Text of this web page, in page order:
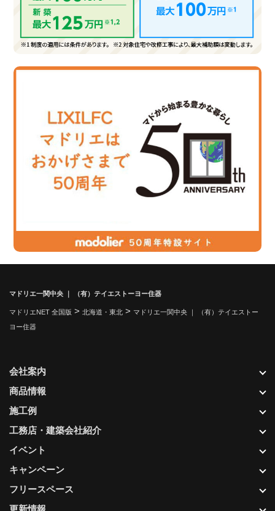
マドリエ一関中央 ｜ （有）テイエストーヨー住器
マドリエNET 全国版 > 北海道・東北 > マドリエ一関中央 ｜ （有）テイエストー
ヨー住器
会社案内
商品情報
施工例
工務店・建築会社紹介
イベント
キャンペーン
フリースペース